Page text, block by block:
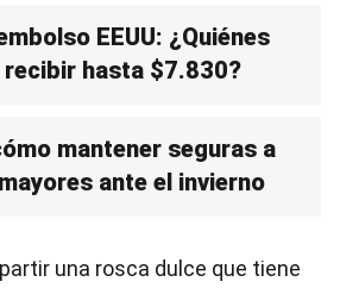
EEUU: ¿Quiénes
hasta $7.830?
mantener seguras a
ante el invierno
una rosca dulce que tiene